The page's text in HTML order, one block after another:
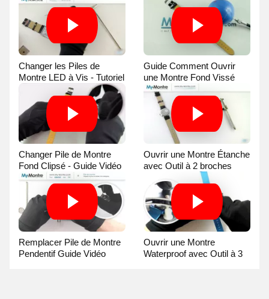
Changer les Piles de
Montre LED à Vis - Tutoriel
Vidéo
Guide Comment Ouvrir
une Montre Fond Vissé
avec une Balle
Changer Pile de Montre
Fond Clipsé - Guide Vidéo
Ouvrir une Montre Étanche
avec Outil à 2 broches
Remplacer Pile de Montre
Pendentif Guide Vidéo
Ouvrir une Montre
Waterproof avec Outil à 3